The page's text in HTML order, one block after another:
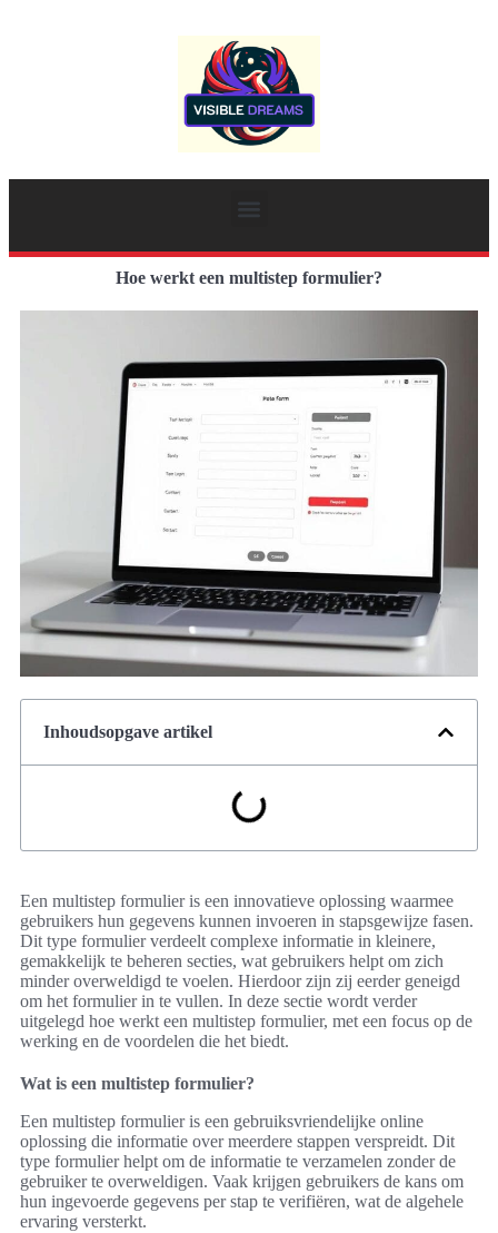
Hoe werkt een multistep formulier?
Inhoudsopgave artikel
Een multistep formulier is een innovatieve oplossing waarmee
gebruikers hun gegevens kunnen invoeren in stapsgewijze fasen.
Dit type formulier verdeelt complexe informatie in kleinere,
gemakkelijk te beheren secties, wat gebruikers helpt om zich
minder overweldigd te voelen. Hierdoor zijn zij eerder geneigd
om het formulier in te vullen. In deze sectie wordt verder
uitgelegd hoe werkt een multistep formulier, met een focus op de
werking en de voordelen die het biedt.
Wat is een multistep formulier?
Een multistep formulier is een gebruiksvriendelijke online
oplossing die informatie over meerdere stappen verspreidt. Dit
type formulier helpt om de informatie te verzamelen zonder de
gebruiker te overweldigen. Vaak krijgen gebruikers de kans om
hun ingevoerde gegevens per stap te verifiëren, wat de algehele
ervaring versterkt.